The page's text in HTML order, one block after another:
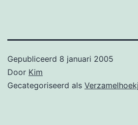
Gepubliceerd 8 januari 2005
Door Kim
Gecategoriseerd als